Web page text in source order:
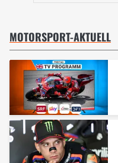
MOTORSPORT-AKTUELL